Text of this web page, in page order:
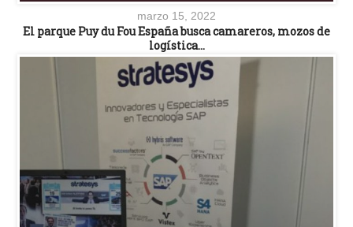
marzo 15, 2022
El parque Puy du Fou España busca camareros, mozos de
logística…